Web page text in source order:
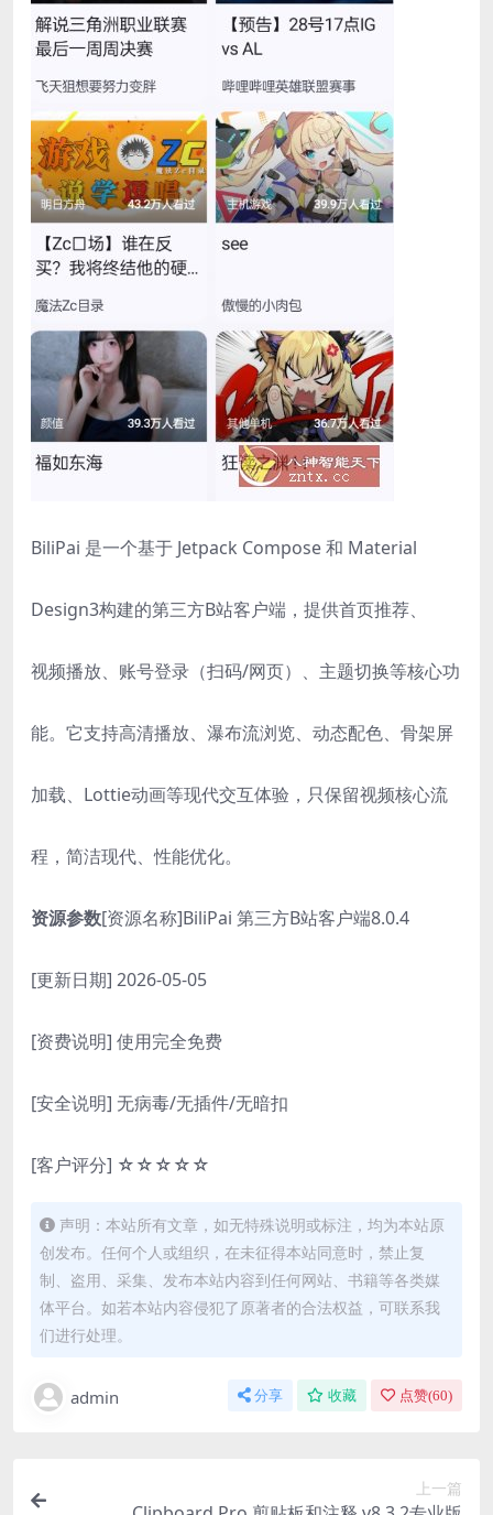
BiliPai 是一个基于 Jetpack Compose 和 Material
Design3构建的第三方B站客户端，提供首页推荐、
视频播放、账号登录（扫码/网页）、主题切换等核心功
能。它支持高清播放、瀑布流浏览、动态配色、骨架屏
加载、Lottie动画等现代交互体验，只保留视频核心流
程，简洁现代、性能优化。
资源参数[资源名称]BiliPai 第三方B站客户端8.0.4
[更新日期] 2026-05-05
[资费说明] 使用完全免费
[安全说明] 无病毒/无插件/无暗扣
[客户评分] ☆☆☆☆☆
声明：本站所有文章，如无特殊说明或标注，均为本站原
创发布。任何个人或组织，在未征得本站同意时，禁止复
制、盗用、采集、发布本站内容到任何网站、书籍等各类媒
体平台。如若本站内容侵犯了原著者的合法权益，可联系我
们进行处理。
admin 分享 收藏 点赞(60)
上一篇